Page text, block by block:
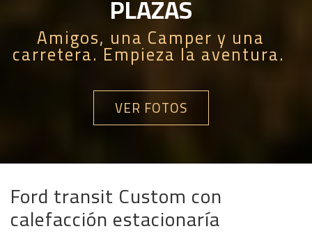
PLAZAS
Amigos, una Camper y una
carretera. Empieza la aventura.
VER FOTOS
Ford transit Custom con
calefacción estacionaría